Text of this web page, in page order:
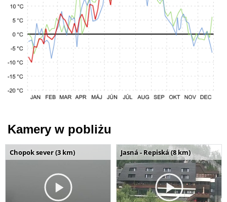
Kamery w pobliżu
Chopok sever (3 km) Jasná - Repiská (8 km)